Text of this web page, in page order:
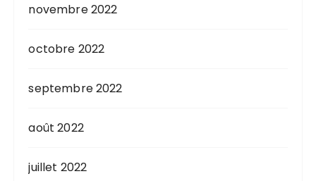
novembre 2022
octobre 2022
septembre 2022
août 2022
juillet 2022